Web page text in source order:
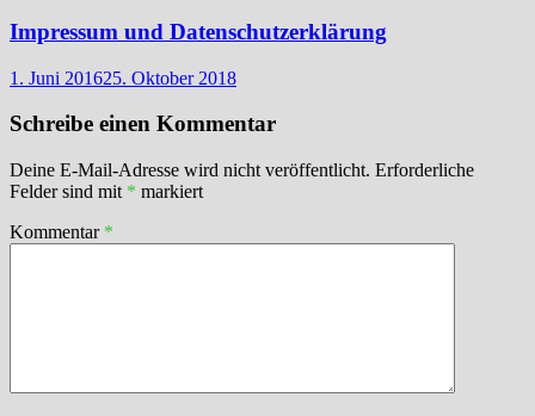
Impressum und Datenschutzerklärung
1. Juni 201625. Oktober 2018
Schreibe einen Kommentar
Deine E-Mail-Adresse wird nicht veröffentlicht. Erforderliche
Felder sind mit * markiert
Kommentar *